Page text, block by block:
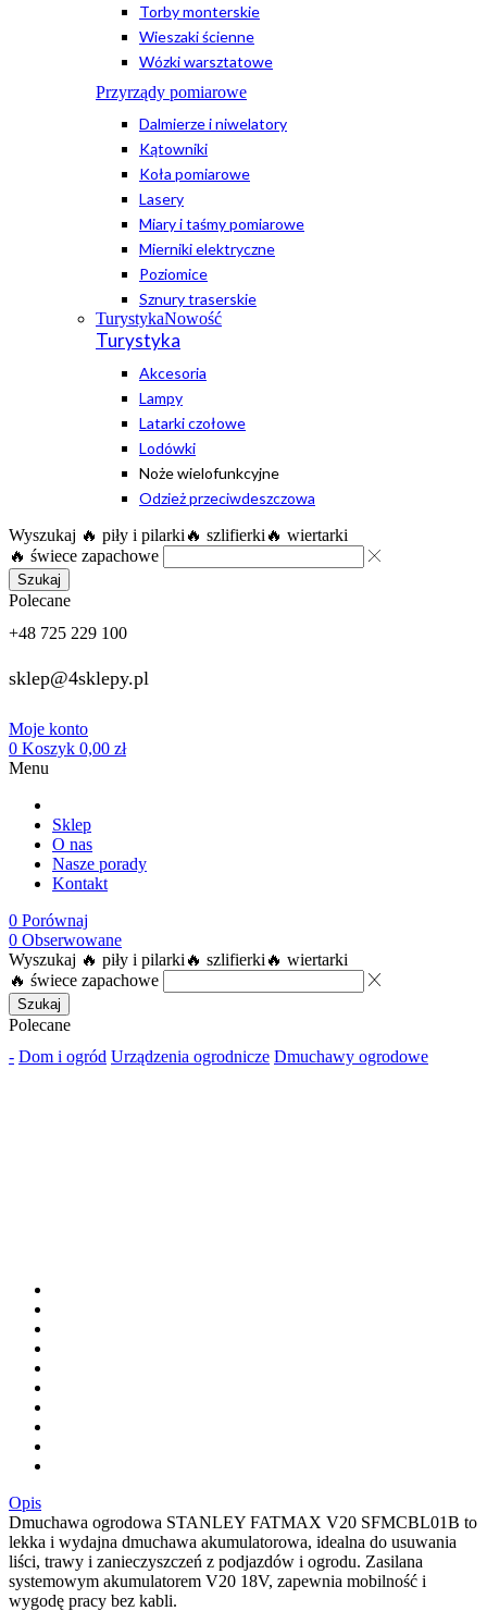
Torby monterskie
Wieszaki ścienne
Wózki warsztatowe
Przyrządy pomiarowe
Dalmierze i niwelatory
Kątowniki
Koła pomiarowe
Lasery
Miary i taśmy pomiarowe
Mierniki elektryczne
Poziomice
Sznury traserskie
TurystykaNowość
Turystyka
Akcesoria
Lampy
Latarki czołowe
Lodówki
Noże wielofunkcyjne
Odzież przeciwdeszczowa
Wyszukaj 🔥 piły i pilarki 🔥 szlifierki 🔥 wiertarki
🔥 świece zapachowe
Szukaj
Polecane
+48 725 229 100
sklep@4sklepy.pl
Moje konto
0 Koszyk 0,00 zł
Menu
Sklep
O nas
Nasze porady
Kontakt
0 Porównaj
0 Obserwowane
Wyszukaj 🔥 piły i pilarki 🔥 szlifierki 🔥 wiertarki
🔥 świece zapachowe
Szukaj
Polecane
- Dom i ogród Urządzenia ogrodnicze Dmuchawy ogrodowe
Opis
Dmuchawa ogrodowa STANLEY FATMAX V20 SFMCBL01B to
lekka i wydajna dmuchawa akumulatorowa, idealna do usuwania
liści, trawy i zanieczyszczeń z podjazdów i ogrodu. Zasilana
systemowym akumulatorem V20 18V, zapewnia mobilność i
wygodę pracy bez kabli.